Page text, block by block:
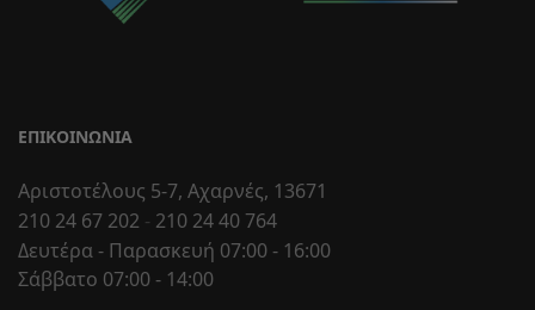
ΕΠΙΚΟΙΝΩΝΊΑ
Αριστοτέλους 5-7, Αχαρνές, 13671
210 24 67 202 - 210 24 40 764
Δευτέρα - Παρασκευή 07:00 - 16:00
Σάββατο 07:00 - 14:00